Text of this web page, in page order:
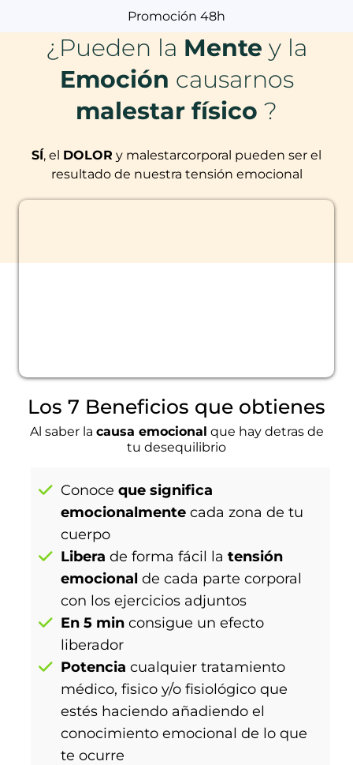
Promoción 48h
¿Pueden la Mente y la
Emoción causarnos
malestar físico ?
SÍ, el DOLOR y malestarcorporal pueden ser el
resultado de nuestra tensión emocional
Los 7 Beneficios que obtienes
Al saber la causa emocional que hay detras de
tu desequilibrio
Conoce que significa
emocionalmente cada zona de tu
cuerpo
Libera de forma fácil la tensión
emocional de cada parte corporal
con los ejercicios adjuntos
En 5 min consigue un efecto
liberador
Potencia cualquier tratamiento
médico, fisico y/o fisiológico que
estés haciendo añadiendo el
conocimiento emocional de lo que
te ocurre